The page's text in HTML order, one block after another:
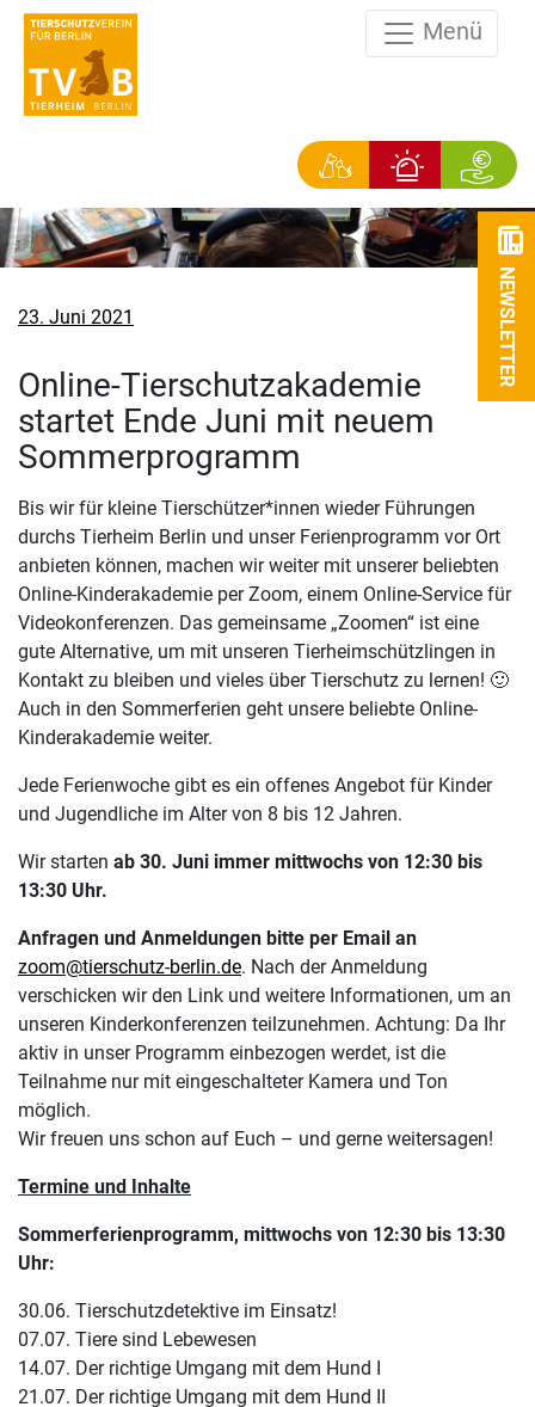
Menü
NEWSLETTER
Veröffentlicht
23. Juni 2021
Online-Tierschutzakademie
startet Ende Juni mit neuem
Sommerprogramm
Bis wir für kleine Tierschützer*innen wieder Führungen
durchs Tierheim Berlin und unser Ferienprogramm vor Ort
anbieten können, machen wir weiter mit unserer beliebten
Online-Kinderakademie per Zoom, einem Online-Service für
Videokonferenzen. Das gemeinsame „Zoomen“ ist eine
gute Alternative, um mit unseren Tierheimschützlingen in
Kontakt zu bleiben und vieles über Tierschutz zu lernen! 🙂
Auch in den Sommerferien geht unsere beliebte Online-
Kinderakademie weiter.
Jede Ferienwoche gibt es ein offenes Angebot für Kinder
und Jugendliche im Alter von 8 bis 12 Jahren.
Wir starten ab 30. Juni immer mittwochs von 12:30 bis
13:30 Uhr.
Anfragen und Anmeldungen bitte per Email an
zoom@tierschutz-berlin.de. Nach der Anmeldung
verschicken wir den Link und weitere Informationen, um an
unseren Kinderkonferenzen teilzunehmen. Achtung: Da Ihr
aktiv in unser Programm einbezogen werdet, ist die
Teilnahme nur mit eingeschalteter Kamera und Ton
möglich.
Wir freuen uns schon auf Euch – und gerne weitersagen!
Termine und Inhalte
Sommerferienprogramm, mittwochs von 12:30 bis 13:30
Uhr:
30.06. Tierschutzdetektive im Einsatz!
07.07. Tiere sind Lebewesen
14.07. Der richtige Umgang mit dem Hund I
21.07. Der richtige Umgang mit dem Hund II